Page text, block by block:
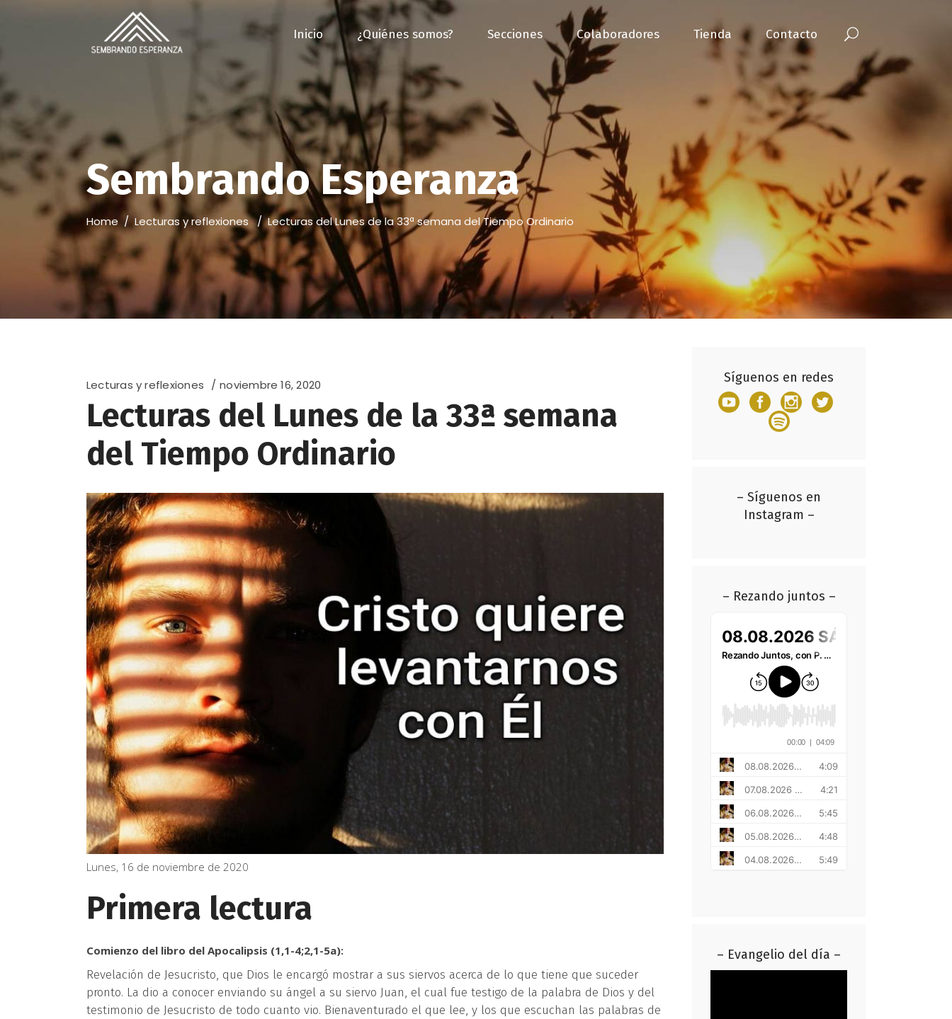
Inicio ¿Quiénes somos? Secciones Colaboradores Tienda Contacto
Sembrando Esperanza
Home/Lecturas y reflexiones/Lecturas del Lunes de la 33ª semana del Tiempo Ordinario
Lecturas y reflexiones noviembre 16, 2020
Lecturas del Lunes de la 33ª semana
del Tiempo Ordinario
Lunes, 16 de noviembre de 2020
Primera lectura
Comienzo del libro del Apocalipsis (1,1-4;2,1-5a):
Revelación de Jesucristo, que Dios le encargó mostrar a sus siervos acerca de lo que tiene que suceder
pronto. La dio a conocer enviando su ángel a su siervo Juan, el cual fue testigo de la palabra de Dios y del
testimonio de Jesucristo de todo cuanto vio. Bienaventurado el que lee, y los que escuchan las palabras de
Síguenos en redes
– Síguenos en
Instagram –
– Rezando juntos –
– Evangelio del día –